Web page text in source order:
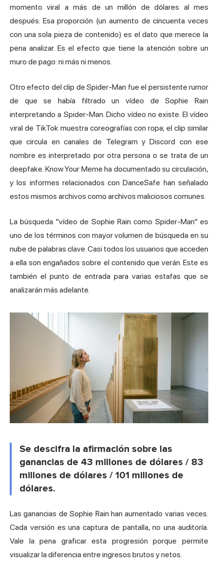
momento viral a más de un millón de dólares al mes
después. Esa proporción (un aumento de cincuenta veces
con una sola pieza de contenido) es el dato que merece la
pena analizar. Es el efecto que tiene la atención sobre un
muro de pago: ni más ni menos.
Otro efecto del clip de Spider-Man fue el persistente rumor
de que se había filtrado un vídeo de Sophie Rain
interpretando a Spider-Man. Dicho vídeo no existe. El vídeo
viral de TikTok muestra coreografías con ropa; el clip similar
que circula en canales de Telegram y Discord con ese
nombre es interpretado por otra persona o se trata de un
deepfake. Know Your Meme ha documentado su circulación,
y los informes relacionados con DanceSafe han señalado
estos mismos archivos como archivos maliciosos comunes.
La búsqueda "vídeo de Sophie Rain como Spider-Man" es
uno de los términos con mayor volumen de búsqueda en su
nube de palabras clave. Casi todos los usuarios que acceden
a ella son engañados sobre el contenido que verán. Este es
también el punto de entrada para varias estafas que se
analizarán más adelante.
Se descifra la afirmación sobre las
ganancias de 43 millones de dólares / 83
millones de dólares / 101 millones de
dólares.
Las ganancias de Sophie Rain han aumentado varias veces.
Cada versión es una captura de pantalla, no una auditoría.
Vale la pena graficar esta progresión porque permite
visualizar la diferencia entre ingresos brutos y netos.